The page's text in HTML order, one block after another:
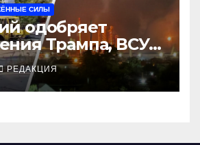
СИЛЫ
одобряет
Трампа, ВСУ
Добропольский
РЕДАКЦИЯ